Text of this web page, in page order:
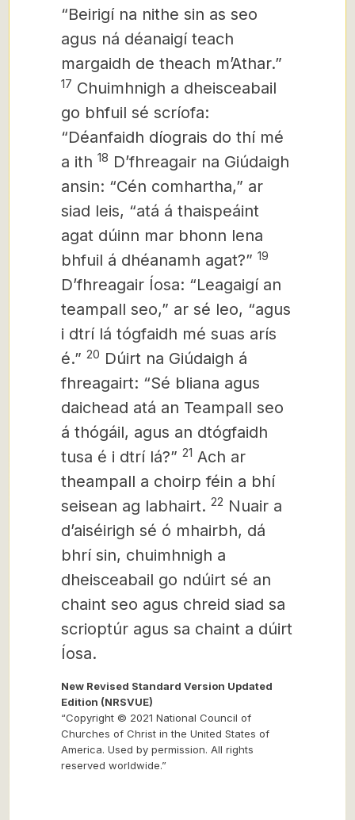
“Beirigí na nithe sin as seo
agus ná déanaigí teach
margaidh de theach mʼAthar.”
17 Chuimhnigh a dheisceabail
go bhfuil sé scríofa:
“Déanfaidh díograis do thí mé
a ith 18 Dʼfhreagair na Giúdaigh
ansin: “Cén comhartha,” ar
siad leis, “atá á thaispeáint
agat dúinn mar bhonn lena
bhfuil á dhéanamh agat?” 19
Dʼfhreagair Íosa: “Leagaigí an
teampall seo,” ar sé leo, “agus
i dtrí lá tógfaidh mé suas arís
é.” 20 Dúirt na Giúdaigh á
fhreagairt: “Sé bliana agus
daichead atá an Teampall seo
á thógáil, agus an dtógfaidh
tusa é i dtrí lá?” 21 Ach ar
theampall a choirp féin a bhí
seisean ag labhairt. 22 Nuair a
dʼaiséirigh sé ó mhairbh, dá
bhrí sin, chuimhnigh a
dheisceabail go ndúirt sé an
chaint seo agus chreid siad sa
scrioptúr agus sa chaint a dúirt
Íosa.
New Revised Standard Version Updated
Edition (NRSVUE)
“Copyright © 2021 National Council of
Churches of Christ in the United States of
America. Used by permission. All rights
reserved worldwide.”